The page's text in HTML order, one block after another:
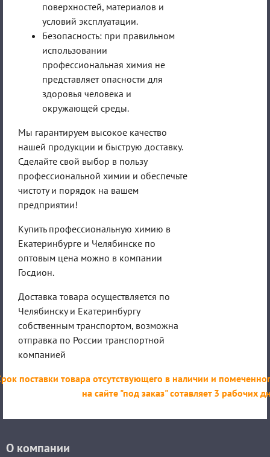
поверхностей, материалов и
условий эксплуатации.
Безопасность: при правильном
использовании
профессиональная химия не
представляет опасности для
здоровья человека и
окружающей среды.
Мы гарантируем высокое качество
нашей продукции и быструю доставку.
Сделайте свой выбор в пользу
профессиональной химии и обеспечьте
чистоту и порядок на вашем
предприятии!
Купить профессиональную химию в
Екатеринбурге и Челябинске по
оптовым цена можно в компании
Госдион.
Доставка товара осуществляется по
Челябинску и Екатеринбургу
собственным транспортом, возможна
отправка по России транспортной
компанией
поставки товара отсутствующего в наличии и
на сайте "под заказ" сотавляет 3 рабочих
О компании